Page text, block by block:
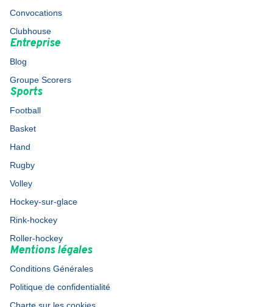
Convocations
Clubhouse
Entreprise
Blog
Groupe Scorers
Sports
Football
Basket
Hand
Rugby
Volley
Hockey-sur-glace
Rink-hockey
Roller-hockey
Mentions légales
Conditions Générales
Politique de confidentialité